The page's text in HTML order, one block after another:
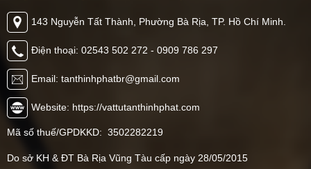
143 Nguyễn Tất Thành, Phường Bà Rịa, TP. Hồ Chí Minh.
Điện thoại: 02543 502 272 - 0909 786 297
Email: tanthinhphatbr@gmail.com
Website: https://vattutanthinhphat.com
Mã số thuế/GPDKKD: 3502282219
Do sở KH & ĐT Bà Rịa Vũng Tàu cấp ngày 28/05/2015